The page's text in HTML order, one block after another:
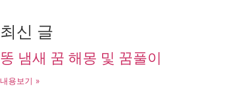
최신 글
똥 냄새 꿈 해몽 및 꿈풀이
내용보기 »